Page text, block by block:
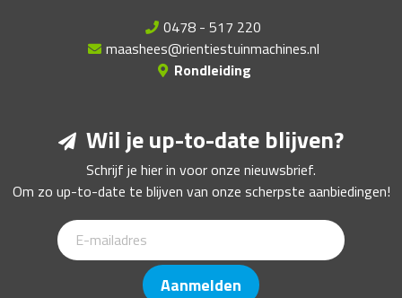
0478 - 517 220
maashees@rientiestuinmachines.nl
Rondleiding
Wil je up-to-date blijven?
Schrijf je hier in voor onze nieuwsbrief.
Om zo up-to-date te blijven van onze scherpste aanbiedingen!
Aanmelden